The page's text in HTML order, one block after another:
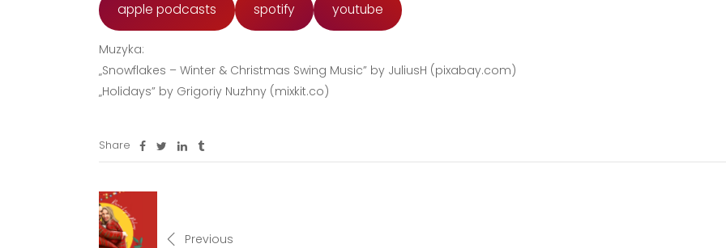
apple podcasts spotify youtube
Muzyka:
„Snowflakes – Winter & Christmas Swing Music” by JuliusH (pixabay.com)
„Holidays” by Grigoriy Nuzhny (mixkit.co)
Share
Previous